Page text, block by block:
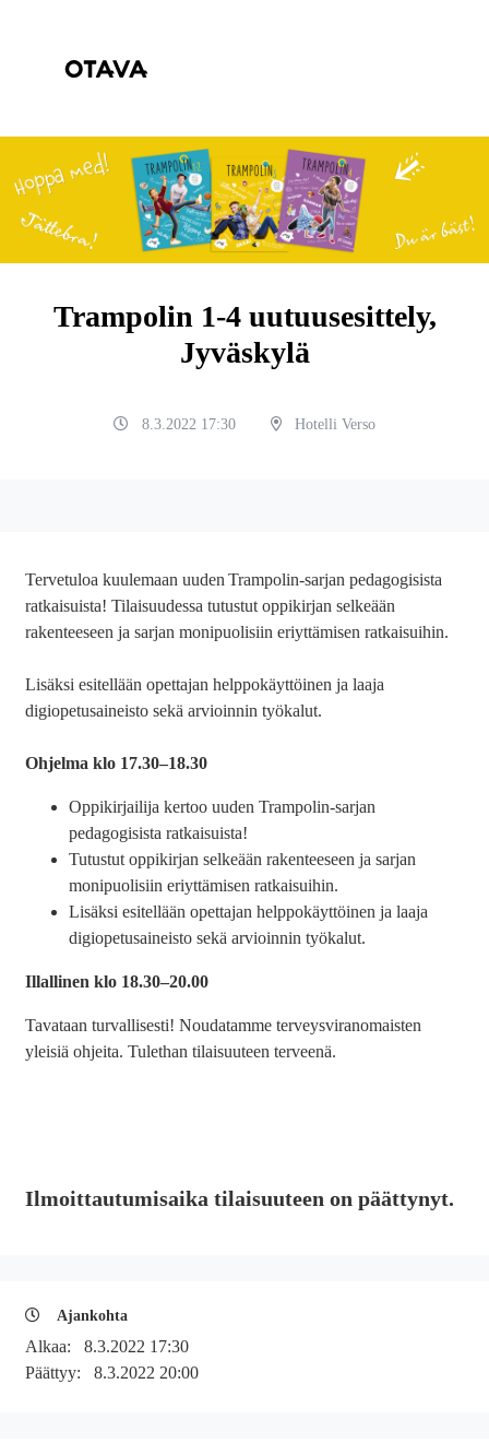
Trampolin 1-4 uutuusesittely,
Jyväskylä
8.3.2022 17:30 Hotelli Verso
Tervetuloa kuulemaan uuden Trampolin-sarjan pedagogisista
ratkaisuista! Tilaisuudessa tutustut oppikirjan selkeään
rakenteeseen ja sarjan monipuolisiin eriyttämisen ratkaisuihin.
Lisäksi esitellään opettajan helppokäyttöinen ja laaja
digiopetusaineisto sekä arvioinnin työkalut.
Ohjelma klo 17.30–18.30
Oppikirjailija kertoo uuden Trampolin-sarjan
pedagogisista ratkaisuista!
Tutustut oppikirjan selkeään rakenteeseen ja sarjan
monipuolisiin eriyttämisen ratkaisuihin.
Lisäksi esitellään opettajan helppokäyttöinen ja laaja
digiopetusaineisto sekä arvioinnin työkalut.
Illallinen klo 18.30–20.00
Tavataan turvallisesti! Noudatamme terveysviranomaisten
yleisiä ohjeita. Tulethan tilaisuuteen terveenä.
Ilmoittautumisaika tilaisuuteen on päättynyt.
Ajankohta
Alkaa: 8.3.2022 17:30
Päättyy: 8.3.2022 20:00